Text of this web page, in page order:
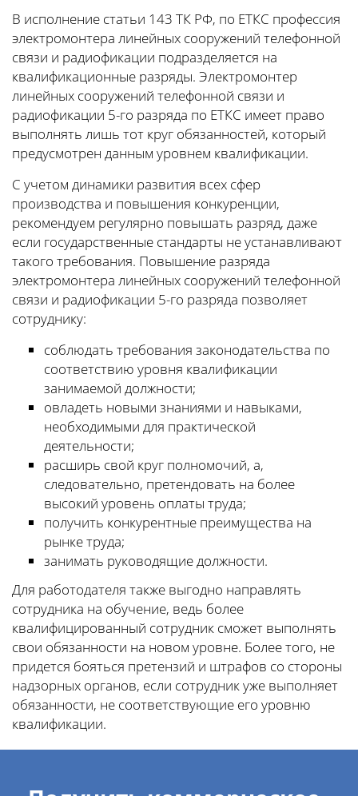
В исполнение статьи 143 ТК РФ, по ЕТКС профессия
электромонтера линейных сооружений телефонной
связи и радиофикации подразделяется на
квалификационные разряды. Электромонтер
линейных сооружений телефонной связи и
радиофикации 5-го разряда по ЕТКС имеет право
выполнять лишь тот круг обязанностей, который
предусмотрен данным уровнем квалификации.
С учетом динамики развития всех сфер
производства и повышения конкуренции,
рекомендуем регулярно повышать разряд, даже
если государственные стандарты не устанавливают
такого требования. Повышение разряда
электромонтера линейных сооружений телефонной
связи и радиофикации 5-го разряда позволяет
сотруднику:
соблюдать требования законодательства по
соответствию уровня квалификации
занимаемой должности;
овладеть новыми знаниями и навыками,
необходимыми для практической
деятельности;
расширь свой круг полномочий, а,
следовательно, претендовать на более
высокий уровень оплаты труда;
получить конкурентные преимущества на
рынке труда;
занимать руководящие должности.
Для работодателя также выгодно направлять
сотрудника на обучение, ведь более
квалифицированный сотрудник сможет выполнять
свои обязанности на новом уровне. Более того, не
придется бояться претензий и штрафов со стороны
надзорных органов, если сотрудник уже выполняет
обязанности, не соответствующие его уровню
квалификации.